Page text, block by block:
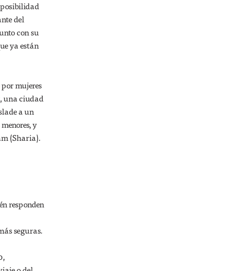
posibilidad
del
con su
ya están
mujeres
una ciudad
a un
y
(Sharia).
responden
seguras.